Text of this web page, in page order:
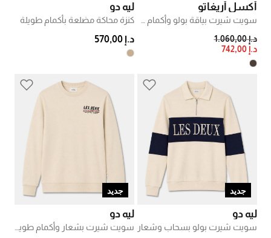
أكسل أريغاتو
PRICE REDUCED FROM
د.إ 1.060,00
TO
د.إ 742,00
ليه دو
كنزة محاكة مضلعة بأكمام طويلة
د.إ 570,00
جديد
ليه دو
سويت شيرت بولو بسحاب وشعار
جديد
ليه دو